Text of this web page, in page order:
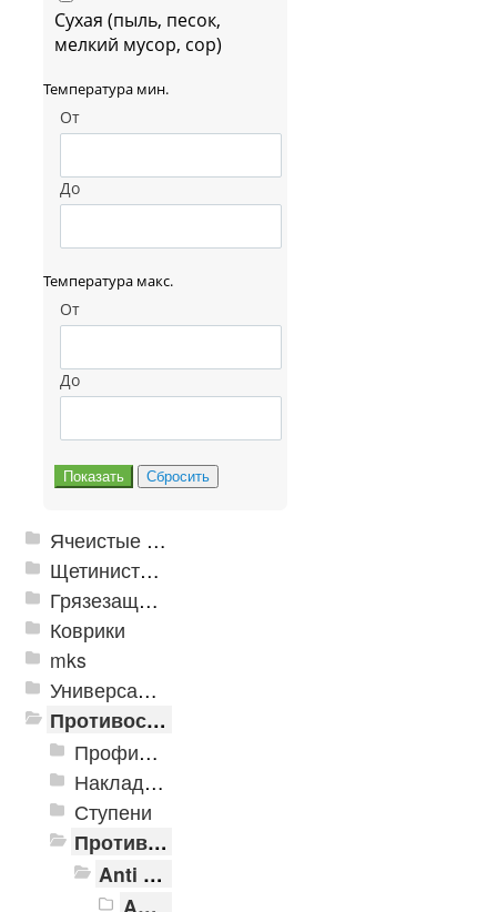
Сухая (пыль, песок,
мелкий мусор, сор)
Температура мин.
От
До
Температура макс.
От
До
Ячеистые грязезащитные покрытия
Щетинистые покрытия
Грязезащитные, влаговпитывающие покрытия
Коврики
mks
Универсальные модульные покрытия
Противоскользящая защита для лестниц, профили, ленты
Профили алюминиевые с резиновой вставкой
Накладки противоскользящие резиновые
Ступени
Противоскользящие ленты
Anti Slip Systems
Anti Slip Systems крупной зернистости